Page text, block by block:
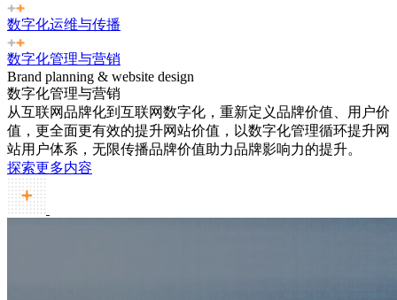
数字化运维与传播
数字化管理与营销
Brand planning & website design
数字化管理与营销
从互联网品牌化到互联网数字化，重新定义品牌价值、用户价
值，更全面更有效的提升网站价值，以数字化管理循环提升网
站用户体系，无限传播品牌价值助力品牌影响力的提升。
探索更多内容